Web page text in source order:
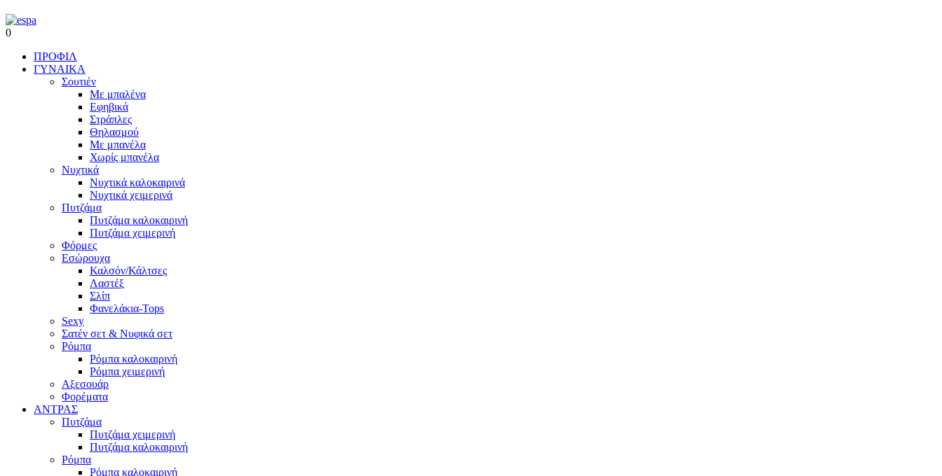
0
ΠΡΟΦΙΛ
ΓΥΝΑΙΚΑ
Σουτιέν
Με μπαλένα
Εφηβικά
Στράπλες
Θηλασμού
Με μπανέλα
Χωρίς μπανέλα
Νυχτικά
Νυχτικά καλοκαιρινά
Νυχτικά χειμερινά
Πυτζάμα
Πυτζάμα καλοκαιρινή
Πυτζάμα χειμερινή
Φόρμες
Εσώρουχα
Καλσόν/Κάλτσες
Λαστέξ
Σλίπ
Φανελάκια-Tops
Sexy
Σατέν σετ & Νυφικά σετ
Ρόμπα
Ρόμπα καλοκαιρινή
Ρόμπα χειμερινή
Αξεσουάρ
Φορέματα
ΑΝΤΡΑΣ
Πυτζάμα
Πυτζάμα χειμερινή
Πυτζάμα καλοκαιρινή
Ρόμπα
Ρόμπα καλοκαιρινή